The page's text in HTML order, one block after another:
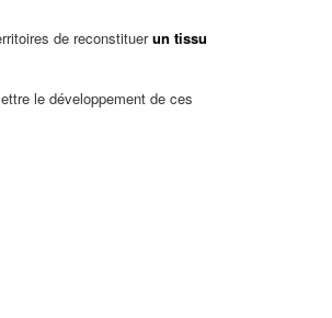
de reconstituerun tissu
le développement de ces